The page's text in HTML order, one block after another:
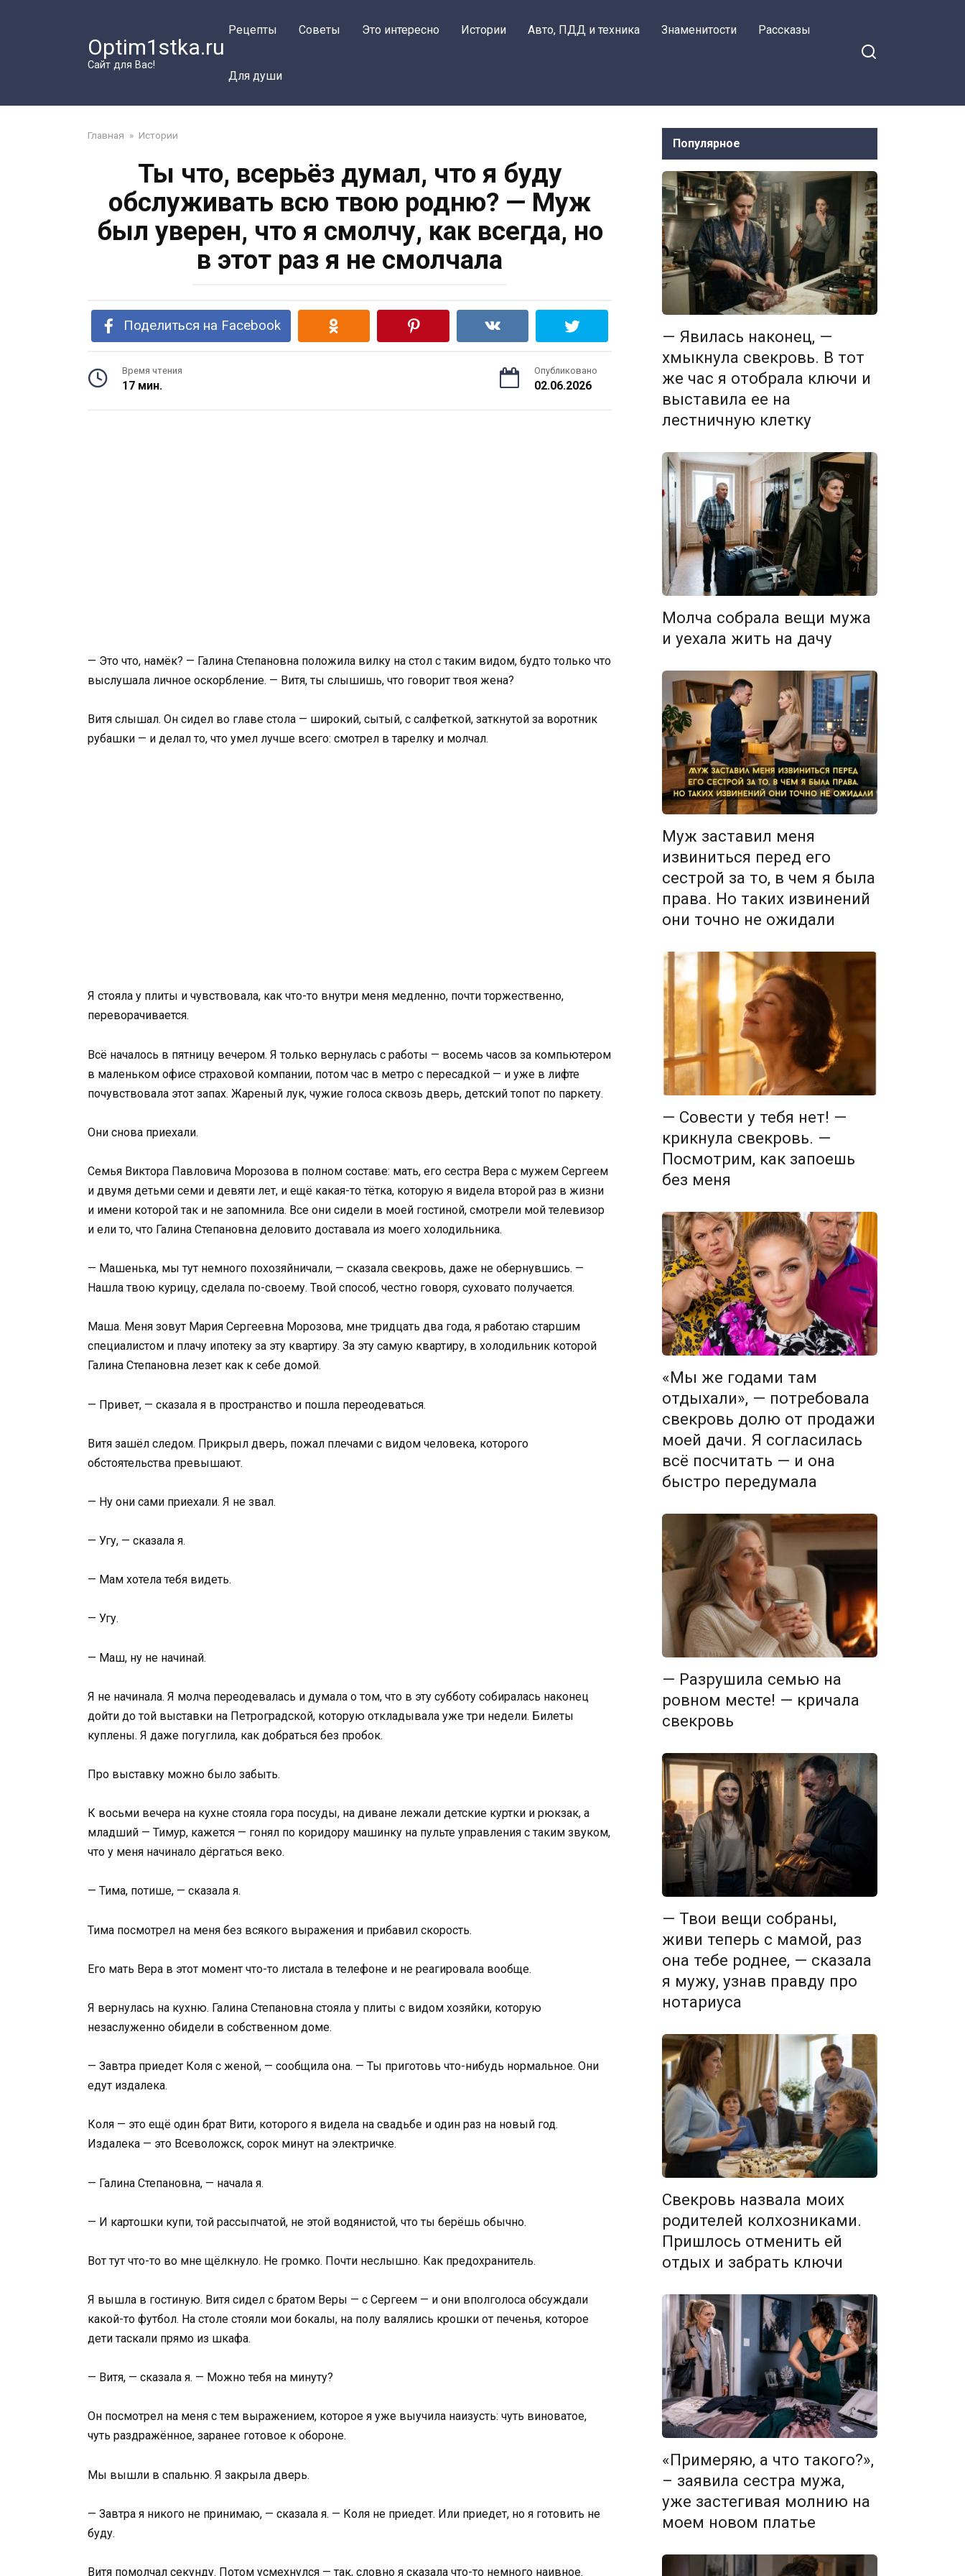
Optim1stka.ru
Сайт для Вас!
Рецепты Советы Это интересно Истории Авто, ПДД и техника Знаменитости Рассказы
Для души
Главная » Истории
Ты что, всерьёз думал, что я буду
обслуживать всю твою родню? — Муж
был уверен, что я смолчу, как всегда, но
в этот раз я не смолчала
Поделиться на Facebook
Время чтения
17 мин.
Опубликовано
02.06.2026
— Это что, намёк? — Галина Степановна положила вилку на стол с таким видом, будто только что
выслушала личное оскорбление. — Витя, ты слышишь, что говорит твоя жена?
Витя слышал. Он сидел во главе стола — широкий, сытый, с салфеткой, заткнутой за воротник
рубашки — и делал то, что умел лучше всего: смотрел в тарелку и молчал.
Я стояла у плиты и чувствовала, как что-то внутри меня медленно, почти торжественно,
переворачивается.
Всё началось в пятницу вечером. Я только вернулась с работы — восемь часов за компьютером
в маленьком офисе страховой компании, потом час в метро с пересадкой — и уже в лифте
почувствовала этот запах. Жареный лук, чужие голоса сквозь дверь, детский топот по паркету.
Они снова приехали.
Семья Виктора Павловича Морозова в полном составе: мать, его сестра Вера с мужем Сергеем
и двумя детьми семи и девяти лет, и ещё какая-то тётка, которую я видела второй раз в жизни
и имени которой так и не запомнила. Все они сидели в моей гостиной, смотрели мой телевизор
и ели то, что Галина Степановна деловито доставала из моего холодильника.
— Машенька, мы тут немного похозяйничали, — сказала свекровь, даже не обернувшись. —
Нашла твою курицу, сделала по-своему. Твой способ, честно говоря, суховато получается.
Маша. Меня зовут Мария Сергеевна Морозова, мне тридцать два года, я работаю старшим
специалистом и плачу ипотеку за эту квартиру. За эту самую квартиру, в холодильник которой
Галина Степановна лезет как к себе домой.
— Привет, — сказала я в пространство и пошла переодеваться.
Витя зашёл следом. Прикрыл дверь, пожал плечами с видом человека, которого
обстоятельства превышают.
— Ну они сами приехали. Я не звал.
— Угу, — сказала я.
— Мам хотела тебя видеть.
— Угу.
— Маш, ну не начинай.
Я не начинала. Я молча переодевалась и думала о том, что в эту субботу собиралась наконец
дойти до той выставки на Петроградской, которую откладывала уже три недели. Билеты
куплены. Я даже погуглила, как добраться без пробок.
Про выставку можно было забыть.
К восьми вечера на кухне стояла гора посуды, на диване лежали детские куртки и рюкзак, а
младший — Тимур, кажется — гонял по коридору машинку на пульте управления с таким звуком,
что у меня начинало дёргаться веко.
— Тима, потише, — сказала я.
Тима посмотрел на меня без всякого выражения и прибавил скорость.
Его мать Вера в этот момент что-то листала в телефоне и не реагировала вообще.
Я вернулась на кухню. Галина Степановна стояла у плиты с видом хозяйки, которую
незаслуженно обидели в собственном доме.
— Завтра приедет Коля с женой, — сообщила она. — Ты приготовь что-нибудь нормальное. Они
едут издалека.
Коля — это ещё один брат Вити, которого я видела на свадьбе и один раз на новый год.
Издалека — это Всеволожск, сорок минут на электричке.
— Галина Степановна, — начала я.
— И картошки купи, той рассыпчатой, не этой водянистой, что ты берёшь обычно.
Вот тут что-то во мне щёлкнуло. Не громко. Почти неслышно. Как предохранитель.
Я вышла в гостиную. Витя сидел с братом Веры — с Сергеем — и они вполголоса обсуждали
какой-то футбол. На столе стояли мои бокалы, на полу валялись крошки от печенья, которое
дети таскали прямо из шкафа.
— Витя, — сказала я. — Можно тебя на минуту?
Он посмотрел на меня с тем выражением, которое я уже выучила наизусть: чуть виноватое,
чуть раздражённое, заранее готовое к обороне.
Мы вышли в спальню. Я закрыла дверь.
— Завтра я никого не принимаю, — сказала я. — Коля не приедет. Или приедет, но я готовить не
буду.
Витя помолчал секунду. Потом усмехнулся — так, словно я сказала что-то немного наивное.
Популярное
— Явилась наконец, —
хмыкнула свекровь. В тот
же час я отобрала ключи и
выставила ее на
лестничную клетку
Молча собрала вещи мужа
и уехала жить на дачу
Муж заставил меня
извиниться перед его
сестрой за то, в чем я была
права. Но таких извинений
они точно не ожидали
— Совести у тебя нет! —
крикнула свекровь. —
Посмотрим, как запоешь
без меня
«Мы же годами там
отдыхали», — потребовала
свекровь долю от продажи
моей дачи. Я согласилась
всё посчитать — и она
быстро передумала
— Разрушила семью на
ровном месте! — кричала
свекровь
— Твои вещи собраны,
живи теперь с мамой, раз
она тебе роднее, — сказала
я мужу, узнав правду про
нотариуса
Свекровь назвала моих
родителей колхозниками.
Пришлось отменить ей
отдых и забрать ключи
«Примеряю, а что такого?»,
– заявила сестра мужа,
уже застегивая молнию на
моем новом платье
Росреестр